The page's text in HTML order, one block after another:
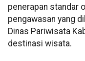
penerapan standar
pengawasan yang
Dinas Pariwisata
destinasi wisata.